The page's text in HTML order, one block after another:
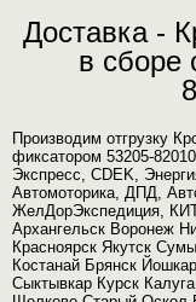
Доставка -
в сборе
Производим отгрузку
фиксатором 53205-
Экспресс, CDEK,
Автомоторика, ДПД,
ЖелДорЭкспедиция,
Архангельск Воронеж
Красноярск Якутск
Костанай Брянск
Сыктывкар Курск